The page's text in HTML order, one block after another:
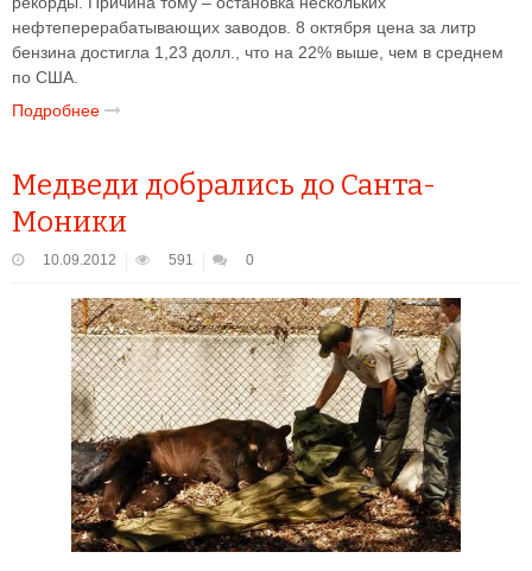
нефтеперерабатывающих заводов. 8 октября цена за литр
бензина достигла 1,23 долл., что на 22% выше, чем в среднем
по США.
Подробнее
Медведи добрались до Санта-
Моники
10.09.2012 591 0